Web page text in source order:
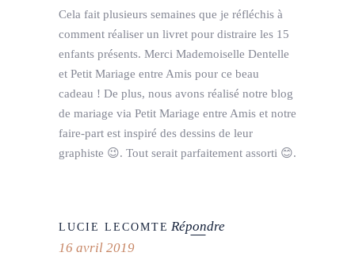
Cela fait plusieurs semaines que je réfléchis à
comment réaliser un livret pour distraire les 15
enfants présents. Merci Mademoiselle Dentelle
et Petit Mariage entre Amis pour ce beau
cadeau ! De plus, nous avons réalisé notre blog
de mariage via Petit Mariage entre Amis et notre
faire-part est inspiré des dessins de leur
graphiste 😉. Tout serait parfaitement assorti 😊.
LUCIE LECOMTE Répondre
16 avril 2019